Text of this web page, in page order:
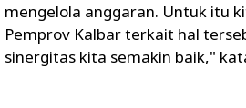
mengelola anggaran. Untuk itu
Pemprov Kalbar terkait hal
sinergitas kita semakin baik,"